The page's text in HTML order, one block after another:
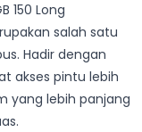
150 Long
salah satu
Hadir dengan
akses pintu lebih
yang lebih panjang